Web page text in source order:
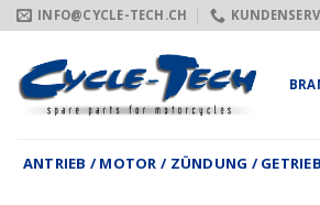
Zum
Inhalt
springen
INFO@CYCLE-TECH.CH
ANTRIEB / MOTOR / ZÜNDUNG /